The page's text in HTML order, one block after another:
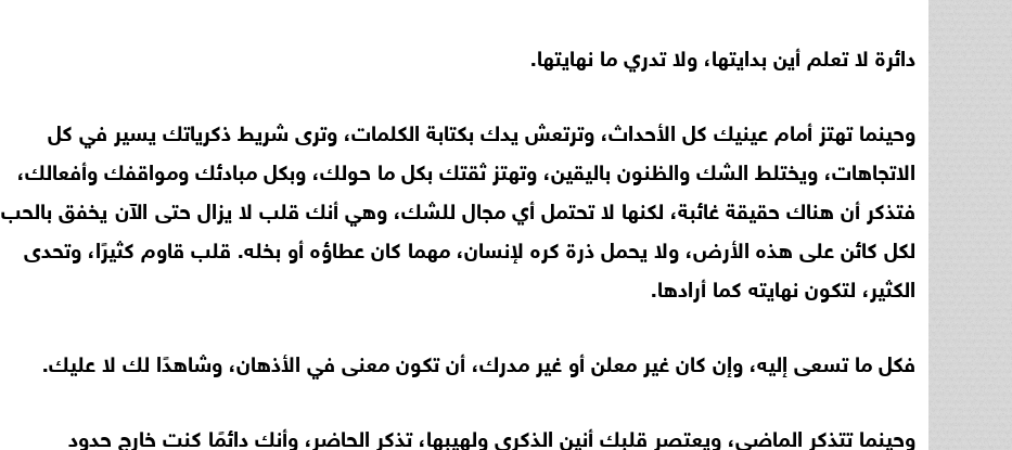
دائرة لا تعلم أين بدايتها، ولا تدري ما نهايتها.
وحينما تهتز أمام عينيك كل الأحداث، وترتعش يدك بكتابة الكلمات، وترى شريط ذكرياتك يسير في كل
الاتجاهات، ويختلط الشك والظنون باليقين، وتهتز ثقتك بكل ما حولك، وبكل مبادئك ومواقفك وأفعالك،
فتذكر أن هناك حقيقة غائبة، لكنها لا تحتمل أي مجال للشك، وهي أنك قلب لا يزال حتى الآن يخفق بالحب
لكل كائن على هذه الأرض، ولا يحمل ذرة كره لإنسان، مهما كان عطاؤه أو بخله. قلب قاوم كثيرًا، وتحدى
الكثير، لتكون نهايته كما أرادها.
فكل ما تسعى إليه، وإن كان غير معلن أو غير مدرك، أن تكون معنى في الأذهان، وشاهدًا لك لا عليك.
وحينما تتذكر الماضي، ويعتصر قلبك أنين الذكرى ولهيبها، تذكر الحاضر، وأنك دائمًا كنت خارج حدود